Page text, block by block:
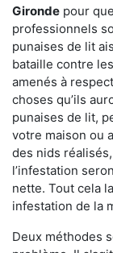
Gironde pour
professionnels
punaises de lit
bataille contre
amenés à
choses qu’ils
punaises de lit,
votre maison ou
des nids
l’infestation
nette. Tout cela
infestation de la
Deux méthodes